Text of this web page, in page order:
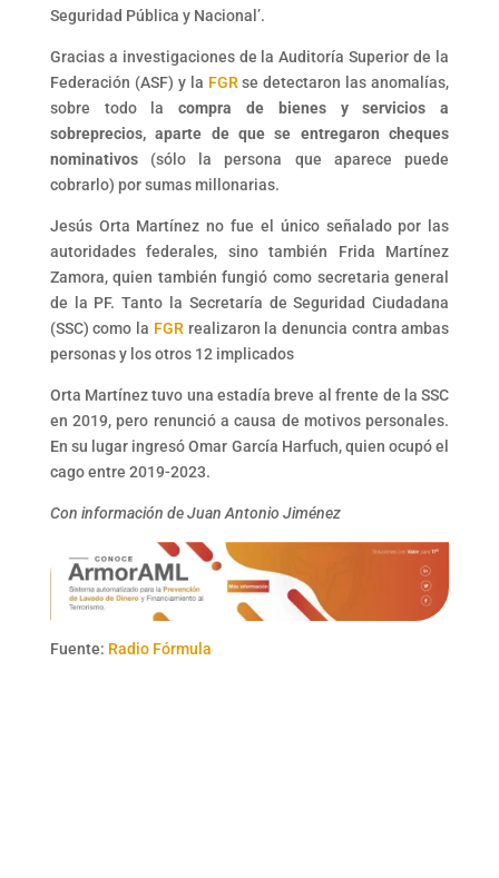
Seguridad Pública y Nacional’.
Gracias a investigaciones de la Auditoría Superior de la
Federación (ASF) y la FGRse detectaron las anomalías,
sobre todo lacompra de bienes y servicios a
sobreprecios, aparte de que se entregaron cheques
nominativos(sólo la persona que aparece puede
cobrarlo) por sumas millonarias.
Jesús Orta Martínez no fue el único señalado por las
autoridades federales, sino también Frida Martínez
Zamora, quien también fungió como secretaria general
de la PF. Tanto la Secretaría de Seguridad Ciudadana
(SSC) como la FGRrealizaron la denuncia contra ambas
personas y los otros 12 implicados
Orta Martínez tuvo una estadía breve al frente de la SSC
en 2019, pero renunció a causa de motivos personales.
En su lugar ingresó Omar García Harfuch, quien ocupó el
cago entre 2019-2023.
Con información de Juan Antonio Jiménez
Fuente: Radio Fórmula